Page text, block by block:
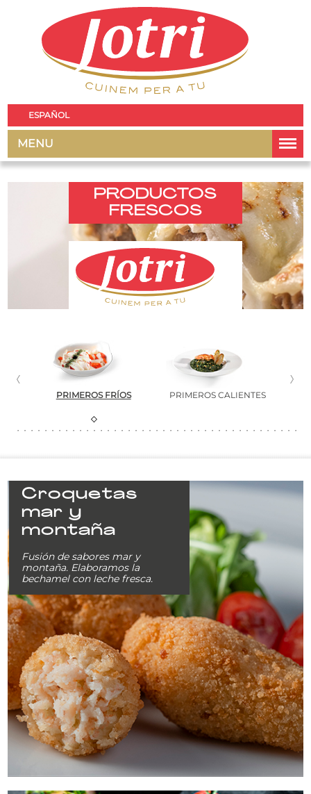
ESPAÑOL
MENU
PRODUCTOS
FRESCOS
PRIMEROS FRÍOS PRIMEROS CALIENTES
Croquetas
mar y
montaña
Fusión de sabores mar y
montaña. Elaboramos la
bechamel con leche fresca.